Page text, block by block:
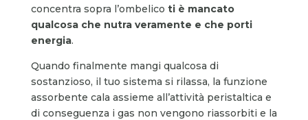
concentra sopra l’ombelico ti è mancato
qualcosa che nutra veramente e che porti
energia.
Quando finalmente mangi qualcosa di
sostanzioso, il tuo sistema si rilassa, la funzione
assorbente cala assieme all’attività peristaltica e
di conseguenza i gas non vengono riassorbiti e la